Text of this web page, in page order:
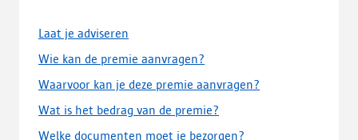
Laat je adviseren
Wie kan de premie aanvragen?
Waarvoor kan je deze premie aanvragen?
Wat is het bedrag van de premie?
Welke documenten moet je bezorgen?